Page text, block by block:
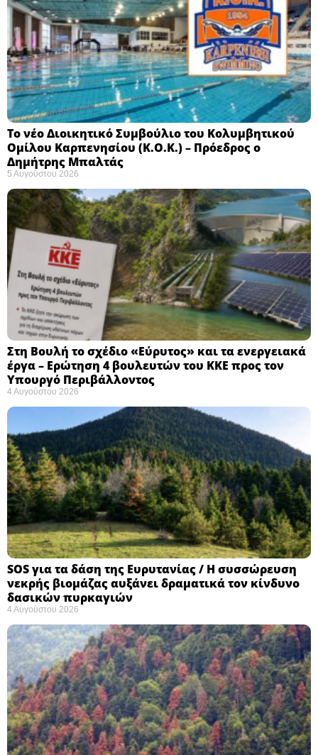
Το νέο Διοικητικό Συμβούλιο του Κολυμβητικού
Ομίλου Καρπενησίου (Κ.Ο.Κ.) – Πρόεδρος ο
Δημήτρης Μπαλτάς
5 Αυγούστου 2026
Στη Βουλή το σχέδιο «Εύρυτος» και τα ενεργειακά
έργα – Ερώτηση 4 βουλευτών του ΚΚΕ προς τον
Υπουργό Περιβάλλοντος
4 Αυγούστου 2026
SOS για τα δάση της Ευρυτανίας / Η συσσώρευση
νεκρής βιομάζας αυξάνει δραματικά τον κίνδυνο
δασικών πυρκαγιών
4 Αυγούστου 2026